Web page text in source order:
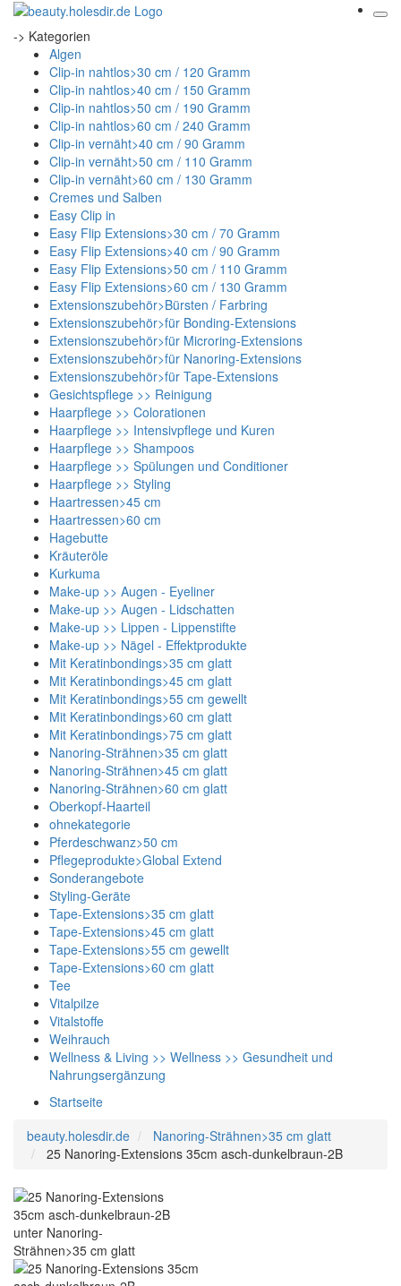
-> Kategorien
Algen
Clip-in nahtlos>30 cm / 120 Gramm
Clip-in nahtlos>40 cm / 150 Gramm
Clip-in nahtlos>50 cm / 190 Gramm
Clip-in nahtlos>60 cm / 240 Gramm
Clip-in vernäht>40 cm / 90 Gramm
Clip-in vernäht>50 cm / 110 Gramm
Clip-in vernäht>60 cm / 130 Gramm
Cremes und Salben
Easy Clip in
Easy Flip Extensions>30 cm / 70 Gramm
Easy Flip Extensions>40 cm / 90 Gramm
Easy Flip Extensions>50 cm / 110 Gramm
Easy Flip Extensions>60 cm / 130 Gramm
Extensionszubehör>Bürsten / Farbring
Extensionszubehör>für Bonding-Extensions
Extensionszubehör>für Microring-Extensions
Extensionszubehör>für Nanoring-Extensions
Extensionszubehör>für Tape-Extensions
Gesichtspflege >> Reinigung
Haarpflege >> Colorationen
Haarpflege >> Intensivpflege und Kuren
Haarpflege >> Shampoos
Haarpflege >> Spülungen und Conditioner
Haarpflege >> Styling
Haartressen>45 cm
Haartressen>60 cm
Hagebutte
Kräuteröle
Kurkuma
Make-up >> Augen - Eyeliner
Make-up >> Augen - Lidschatten
Make-up >> Lippen - Lippenstifte
Make-up >> Nägel - Effektprodukte
Mit Keratinbondings>35 cm glatt
Mit Keratinbondings>45 cm glatt
Mit Keratinbondings>55 cm gewellt
Mit Keratinbondings>60 cm glatt
Mit Keratinbondings>75 cm glatt
Nanoring-Strähnen>35 cm glatt
Nanoring-Strähnen>45 cm glatt
Nanoring-Strähnen>60 cm glatt
Oberkopf-Haarteil
ohnekategorie
Pferdeschwanz>50 cm
Pflegeprodukte>Global Extend
Sonderangebote
Styling-Geräte
Tape-Extensions>35 cm glatt
Tape-Extensions>45 cm glatt
Tape-Extensions>55 cm gewellt
Tape-Extensions>60 cm glatt
Tee
Vitalpilze
Vitalstoffe
Weihrauch
Wellness & Living >> Wellness >> Gesundheit und
Nahrungsergänzung
Startseite
beauty.holesdir.de
Nanoring-Strähnen>35 cm glatt
25 Nanoring-Extensions 35cm asch-dunkelbraun-2B